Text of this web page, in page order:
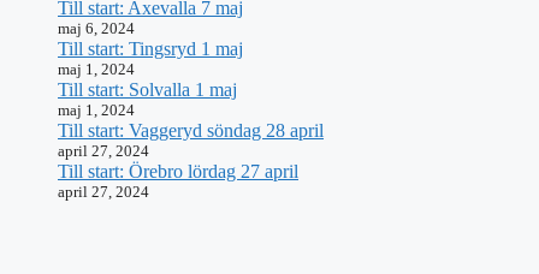
Till start: Axevalla 7 maj
maj 6, 2024
Till start: Tingsryd 1 maj
maj 1, 2024
Till start: Solvalla 1 maj
maj 1, 2024
Till start: Vaggeryd söndag 28 april
april 27, 2024
Till start: Örebro lördag 27 april
april 27, 2024